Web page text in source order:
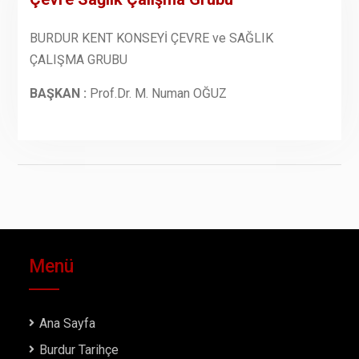
BURDUR KENT KONSEYİ ÇEVRE ve SAĞLIK
ÇALIŞMA GRUBU
BAŞKAN : Prof.Dr. M. Numan OĞUZ
Menü
Ana Sayfa
Burdur Tarihçe